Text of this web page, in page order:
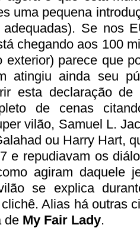
uma pequena
Se nos
chegando aos 100
exterior) parece que
atingiu ainda seu
esta declaração
de cenas
vilão, Samuel L.
ou Harry Hart,
e repudiavam os
agiram daquele
se explica
Alias há outras
de My Fair Lady.